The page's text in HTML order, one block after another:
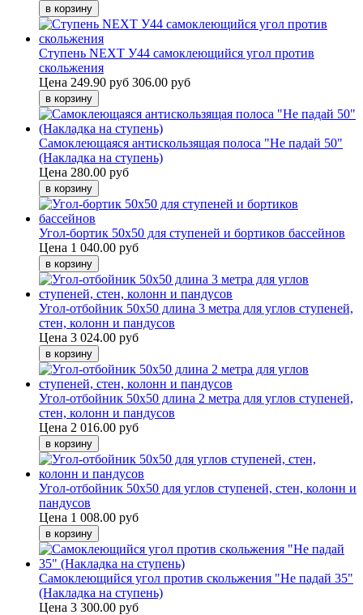
Ступень NEXT У44 самоклеющийся угол против
скольжения
Цена 249.90 руб 306.00 руб
Самоклеющаяся антискользящая полоса "Не падай 50"
(Накладка на ступень)
Цена 280.00 руб
Угол-бортик 50x50 для ступеней и бортиков бассейнов
Цена 1 040.00 руб
Угол-отбойник 50x50 длина 3 метра для углов ступеней,
стен, колонн и пандусов
Цена 3 024.00 руб
Угол-отбойник 50x50 длина 2 метра для углов ступеней,
стен, колонн и пандусов
Цена 2 016.00 руб
Угол-отбойник 50x50 для углов ступеней, стен, колонн и
пандусов
Цена 1 008.00 руб
Самоклеющийся угол против скольжения "Не падай 35"
(Накладка на ступень)
Цена 3 300.00 руб